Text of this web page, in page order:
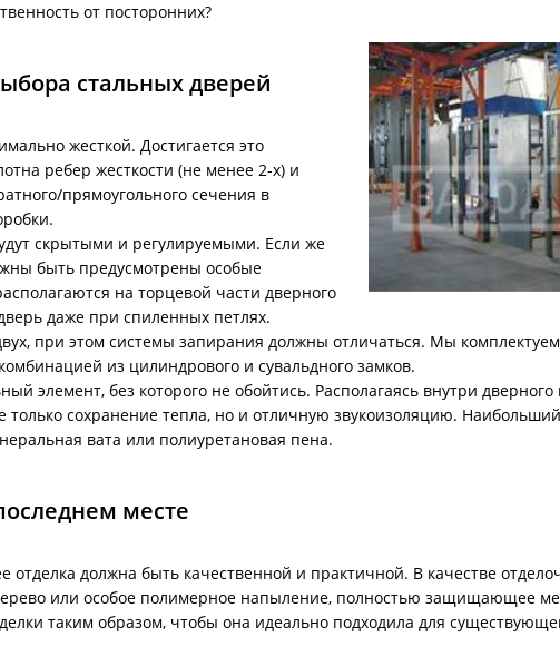
от посторонних?
стальных дверей
жесткой. Достигается это
ребер жесткости (не менее 2-х) и
прямоугольного сечения в
скрытыми и регулируемыми. Если же
быть предусмотрены особые
на торцевой части дверного
даже при спиленных петлях.
при этом системы запирания должны отличаться. Мы комплектуем
из цилиндрового и сувальдного замков.
элемент, без которого не обойтись. Располагаясь внутри
только сохранение тепла, но и отличную звукоизоляцию.
вата или полиуретановая пена.
месте
должна быть качественной и практичной. В качестве
или особое полимерное напыление, полностью защищающее
таким образом, чтобы она идеально подходила для